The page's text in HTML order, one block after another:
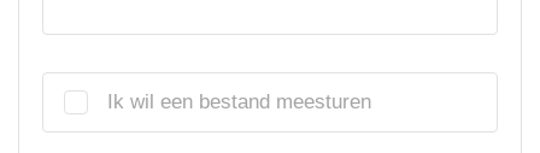
Ik wil een bestand meesturen